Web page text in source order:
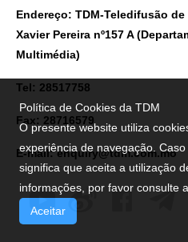
Endereço: TDM-Teledifusão
Xavier Pereira nº157 A
Multimédia)
Tel: 28517758
Fax: 28716579
E-mail:enquiry@tdm.com.mo
Política de Cookies da TDM
O presente website utiliza
experiência de navegação.
significa que aceita a utilização
informações, por favor consulte
Aceitar